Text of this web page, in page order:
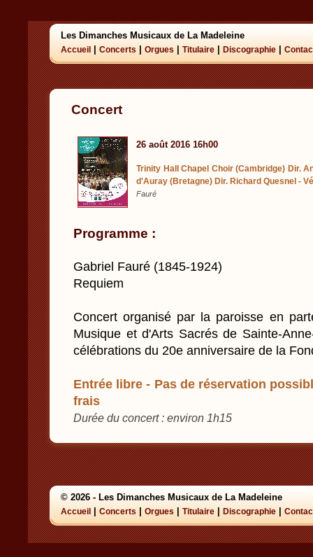
Les Dimanches Musicaux de La Madeleine
Accueil Concerts Orgues Titulaire Discographie
Concert
26 août 2016 16h00
Trinity Hall Chapel Choir (Cambridge) Dir.
d'Auray (Bretagne) Dir. Richard Quesnel -
Fauré
Programme :
Gabriel Fauré (1845-1924)
Requiem
Concert organisé par la paroisse en
Musique et d'Arts Sacrés de Sainte-
célébrations du 20e anniversaire de la
Entrée libre - Pas de réservation
frais
Durée du concert : environ 1h15
© 2026 - Les Dimanches Musicaux de La Madeleine
Accueil Concerts Orgues Titulaire Discographie